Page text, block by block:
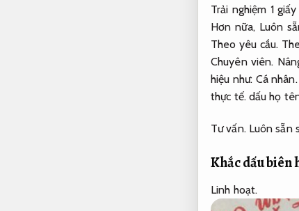
Trải nghiệm 1
Hơn nữa, Luôn
Theo yêu cầu.
Chuyên viên.
hiệu như: Cá nhân.
thực tế.dấu họ
Tư vấn. Luôn sẵn
Khắc dấu biên
Linh hoạt.